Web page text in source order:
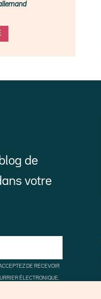
de
votre
DE RECEVOIR
ÉLECTRONIQUE.